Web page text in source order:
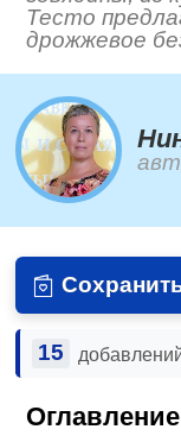
Тесто
дрожжевое
15
Оглавление